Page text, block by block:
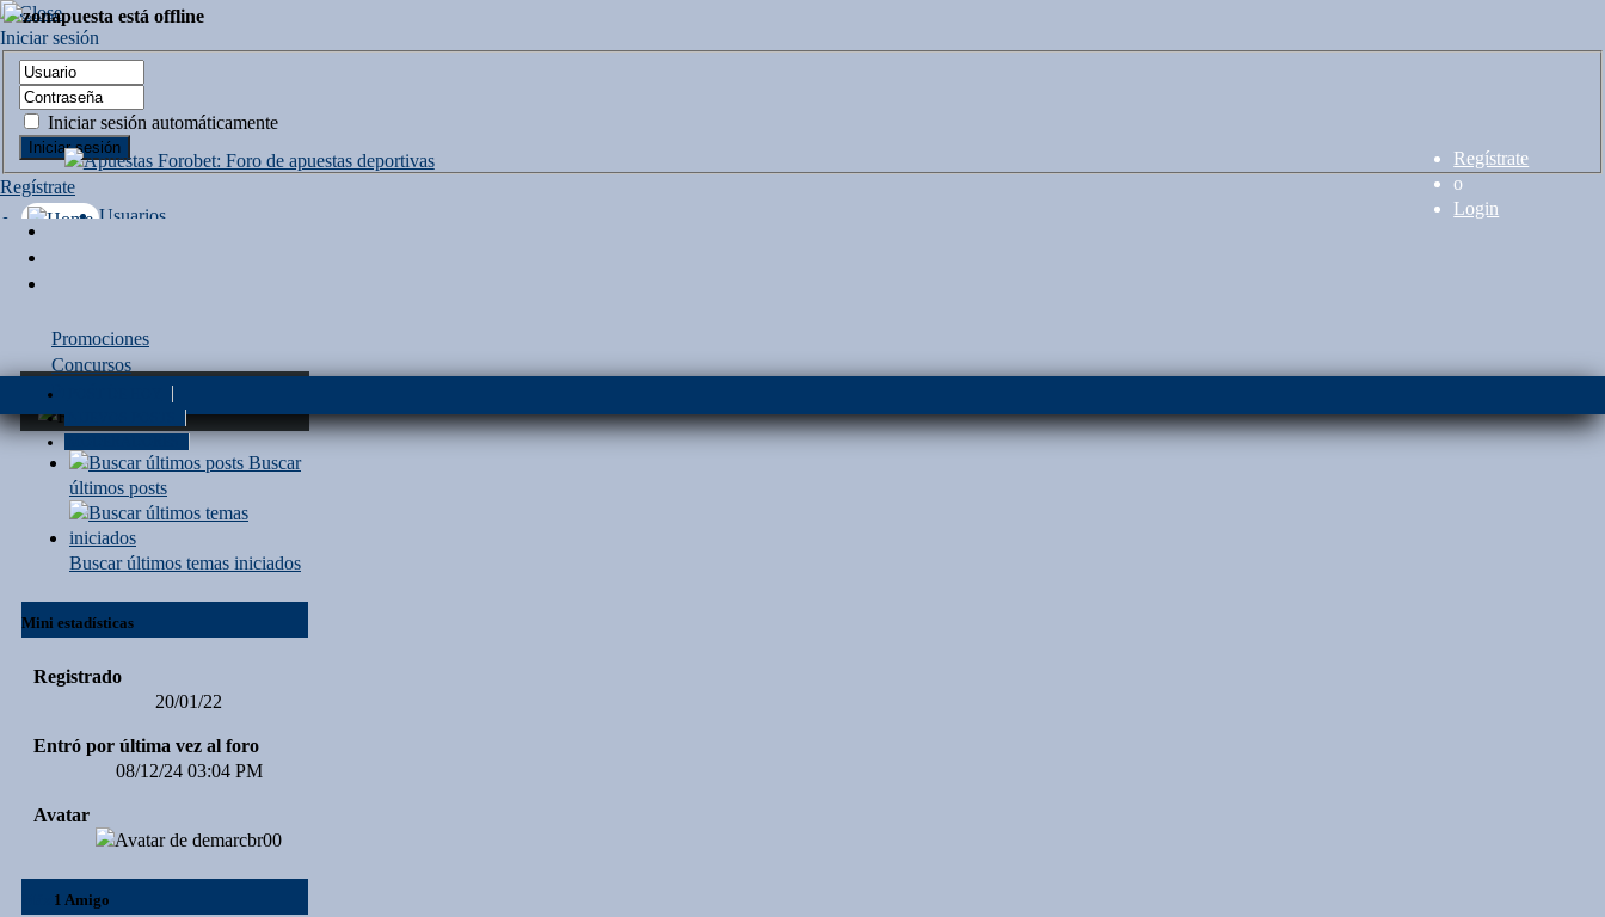
Regístrate
o
Login
Iniciar sesión
Iniciar sesión automáticamente
Regístrate
Promociones
Concursos
Pronósticos
Usuarios
demarcbr00
Buscar
últimos posts
Buscar últimos temas iniciados
Mini estadísticas
Registrado
20/01/22
Entró por última vez al foro
08/12/24 03:04 PM
Avatar
1 Amigo